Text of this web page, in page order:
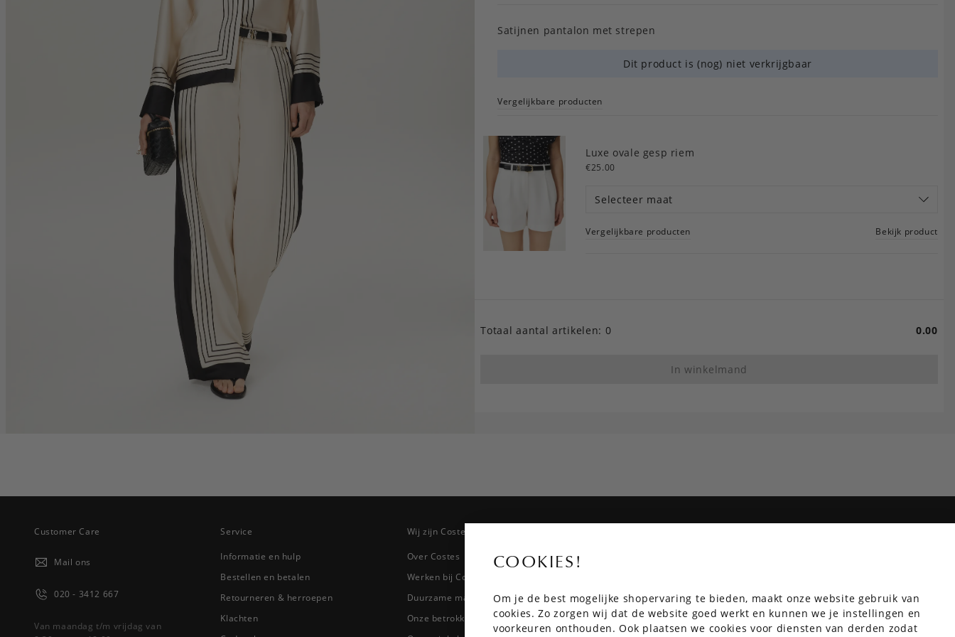
Satijnen pantalon met strepen
Dit product is (nog) niet verkrijgbaar
Vergelijkbare producten
Luxe ovale gesp riem
€25.00
Selecteer maat
Vergelijkbare producten Bekijk product
Totaal aantal artikelen: 0 0.00
In winkelmand
Customer Care
Mail ons
020 - 3412 667
Van maandag t/m vrijdag van
Service
Informatie en hulp
Bestellen en betalen
Retourneren & herroepen
Klachten
Wij zijn Costes
Over Costes
Werken bij Costes
Duurzame materialen
Onze betrokkenheid
Blazers & gilets
Blouses
COOKIES!
Om je de best mogelijke shopervaring te bieden, maakt onze website gebruik van
cookies. Zo zorgen wij dat de website goed werkt en kunnen we je instellingen en
voorkeuren onthouden. Ook plaatsen we cookies voor diensten van derden zodat